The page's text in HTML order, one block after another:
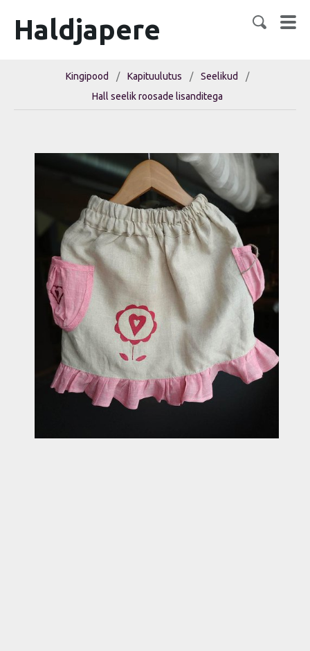
Haldjapere
Kingipood / Kapituulutus / Seelikud
/
Hall seelik roosade lisanditega